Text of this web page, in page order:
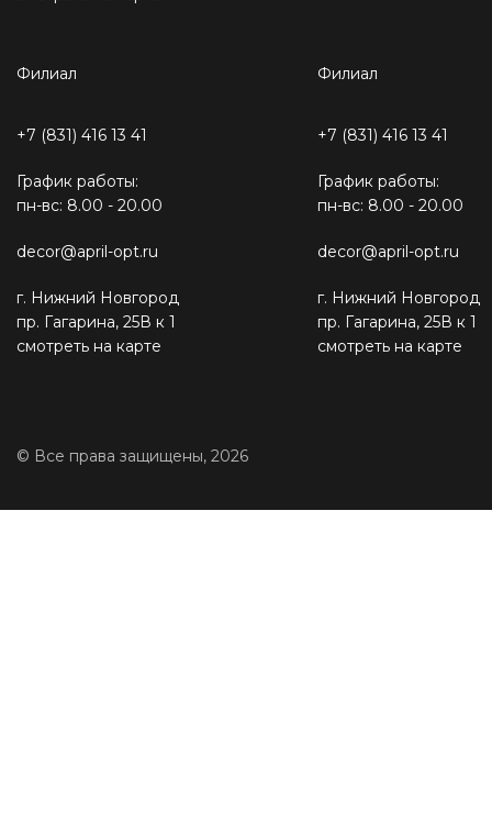
Филиал
+7 (831) 416 13 41
График работы:
пн-вс: 8.00 - 20.00
decor@april-opt.ru
г. Нижний Новгород
пр. Гагарина, 25В к 1
смотреть на карте
Филиал
+7 (831) 416 13 41
График работы:
пн-вс: 8.00 - 20.00
decor@april-opt.ru
г. Нижний Новгород
пр. Гагарина, 25В к 1
смотреть на карте
© Все права защищены, 2026